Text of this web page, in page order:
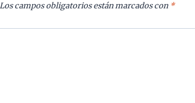
Los campos obligatorios están marcados con *